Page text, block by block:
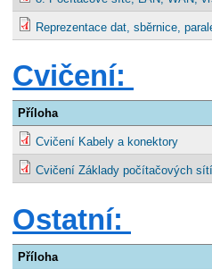
Reprezentace dat, sběrnice,
Cvičení:
Příloha
Cvičení Kabely a konektory
Cvičení Základy počítačových sítí
Ostatní:
Příloha